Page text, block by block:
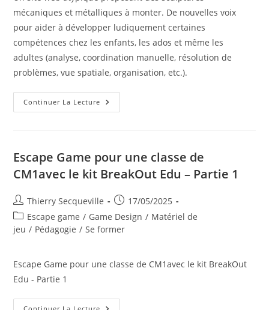
mécaniques et métalliques à monter. De nouvelles voix
pour aider à développer ludiquement certaines
compétences chez les enfants, les ados et même les
adultes (analyse, coordination manuelle, résolution de
problèmes, vue spatiale, organisation, etc.).
Continuer La Lecture Site
Web
Et
Métalliques
À
Escape Game pour une classe de
CM1avec le kit BreakOut Edu – Partie 1
Auteur/autrice
de
la
publication :
Thierry Secqueville
Publication
publiée :
17/05/2025
Post
category:
Escape game / Game Design / Matériel de
jeu / Pédagogie / Se former
Escape Game pour une classe de CM1avec le kit BreakOut
Edu - Partie 1